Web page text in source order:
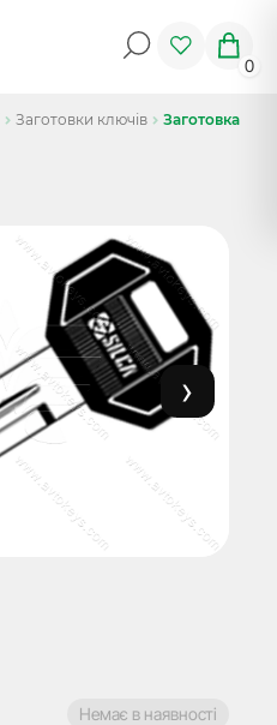
0
Заготовки ключів
Заготовка
Немає в наявності